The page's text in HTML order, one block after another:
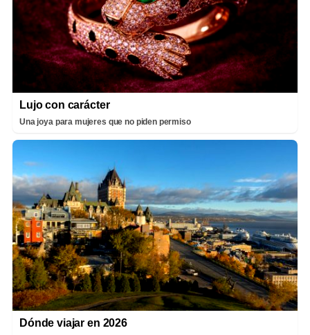
Lujo con carácter
Una joya para mujeres que no piden permiso
Dónde viajar en 2026